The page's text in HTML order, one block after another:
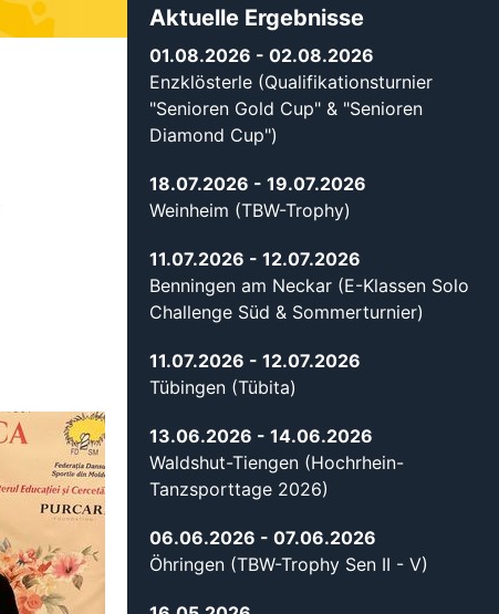
Aktuelle Ergebnisse
01.08.2026 - 02.08.2026
Enzklösterle (Qualifikationsturnier
"Senioren Gold Cup" & "Senioren
Diamond Cup")
18.07.2026 - 19.07.2026
Weinheim (TBW-Trophy)
11.07.2026 - 12.07.2026
Benningen am Neckar (E-Klassen Solo
Challenge Süd & Sommerturnier)
11.07.2026 - 12.07.2026
Tübingen (Tübita)
13.06.2026 - 14.06.2026
Waldshut-Tiengen (Hochrhein-
Tanzsporttage 2026)
06.06.2026 - 07.06.2026
Öhringen (TBW-Trophy Sen II - V)